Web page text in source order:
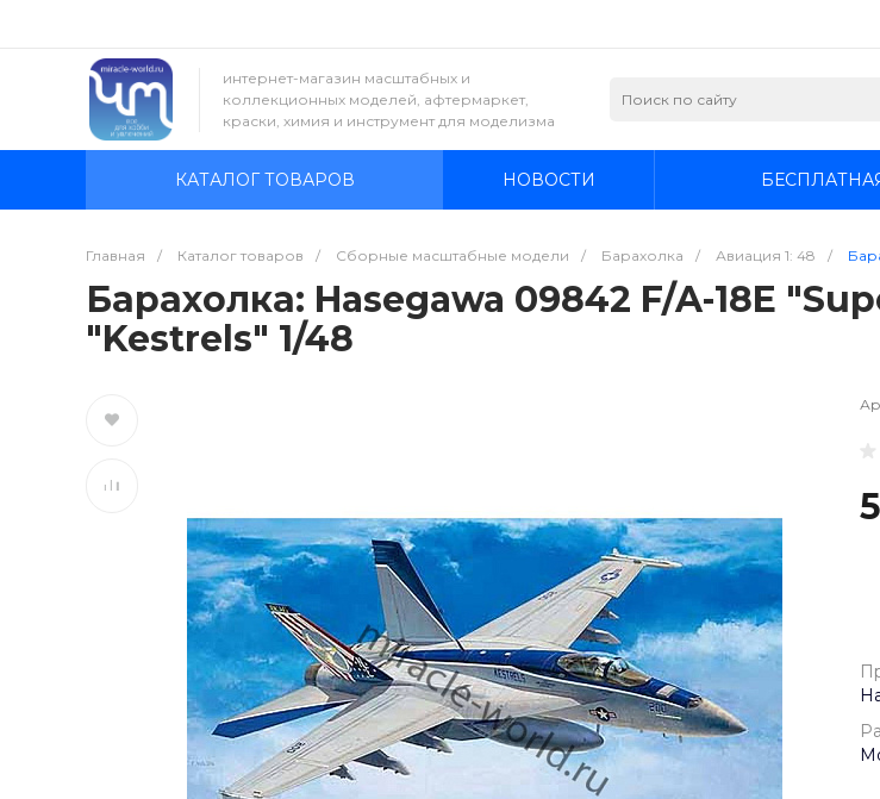
интернет-магазин масштабных и
коллекционных моделей, афтермаркет,
краски, химия и инструмент для моделизма
КАТАЛОГ ТОВАРОВ НОВОСТИ
Главная / Каталог товаров / Сборные масштабные модели / Барахолка / Авиация 1: 48 /
Барахолка: Hasegawa 09842 F/A-18E
"Kestrels" 1/48